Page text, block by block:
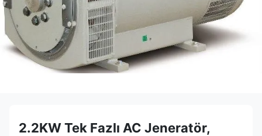
2.2KW Tek Fazlı AC Jeneratör,